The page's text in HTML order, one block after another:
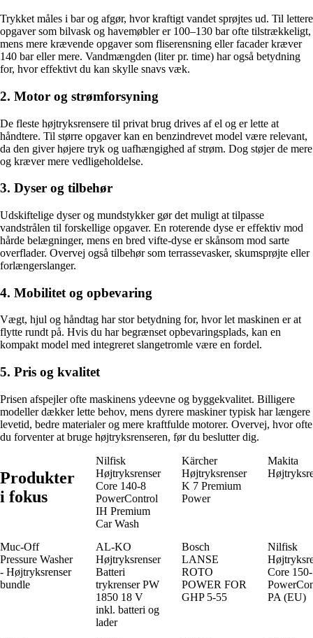
Trykket måles i bar og afgør, hvor kraftigt vandet sprøjtes ud. Til lettere
opgaver som bilvask og havemøbler er 100–130 bar ofte tilstrækkeligt,
mens mere krævende opgaver som fliserensning eller facader kræver
140 bar eller mere. Vandmængden (liter pr. time) har også betydning
for, hvor effektivt du kan skylle snavs væk.
2. Motor og strømforsyning
De fleste højtryksrensere til privat brug drives af el og er lette at
håndtere. Til større opgaver kan en benzindrevet model være relevant,
da den giver højere tryk og uafhængighed af strøm. Dog støjer de mere
og kræver mere vedligeholdelse.
3. Dyser og tilbehør
Udskiftelige dyser og mundstykker gør det muligt at tilpasse
vandstrålen til forskellige opgaver. En roterende dyse er effektiv mod
hårde belægninger, mens en bred vifte-dyse er skånsom mod sarte
overflader. Overvej også tilbehør som terrassevasker, skumsprøjte eller
forlængerslanger.
4. Mobilitet og opbevaring
Vægt, hjul og håndtag har stor betydning for, hvor let maskinen er at
flytte rundt på. Hvis du har begrænset opbevaringsplads, kan en
kompakt model med integreret slangetromle være en fordel.
5. Pris og kvalitet
Prisen afspejler ofte maskinens ydeevne og byggekvalitet. Billigere
modeller dækker lette behov, mens dyrere maskiner typisk har længere
levetid, bedre materialer og mere kraftfulde motorer. Overvej, hvor ofte
du forventer at bruge højtryksrenseren, før du beslutter dig.
Produkter
i fokus
Nilfisk
Højtryksrenser
Core 140-8
PowerControl
IH Premium
Car Wash
Kärcher
Højtryksrenser
K 7 Premium
Power
Makita
Muc-Off
Pressure Washer
- Højtryksrenser
bundle
AL-KO
Højtryksrenser
Batteri
trykrenser PW
1850 18 V
inkl. batteri og
lader
Bosch
LANSE
ROTO
POWER FOR
GHP 5-55
Nilfisk
Core
PA (EU)